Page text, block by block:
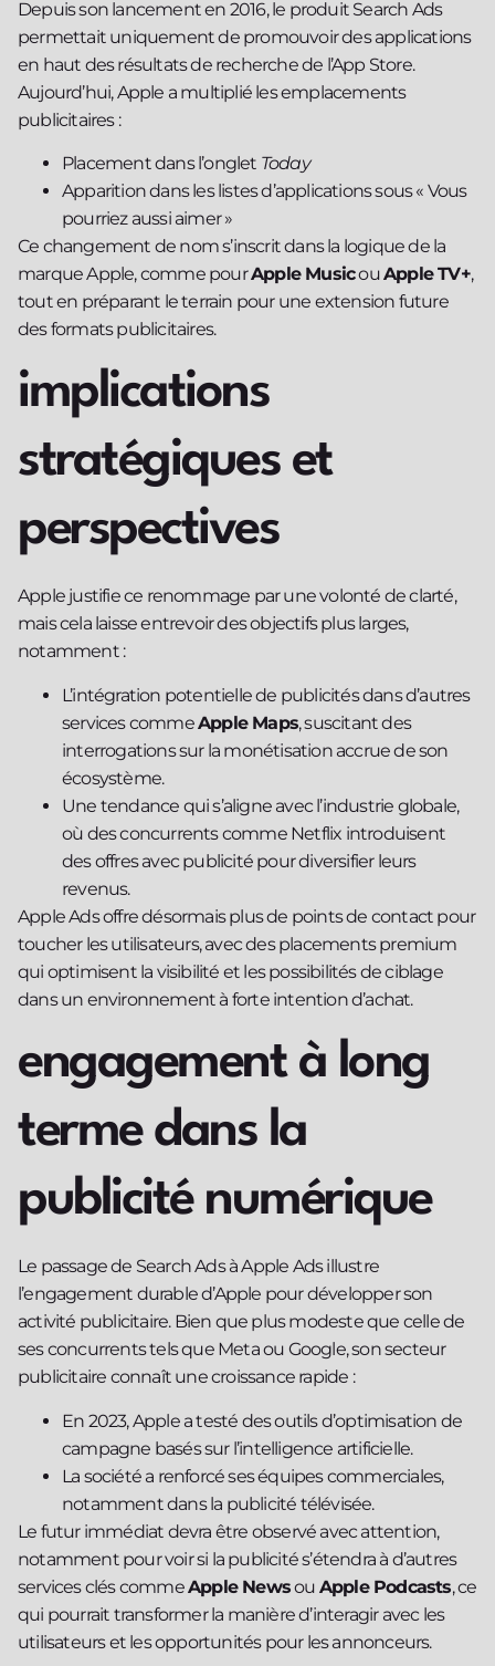
Depuis son lancement en 2016, le produit Search Ads
permettait uniquement de promouvoir des applications
en haut des résultats de recherche de l’App Store.
Aujourd’hui, Apple a multiplié les emplacements
publicitaires :
Placement dans l’onglet Today
Apparition dans les listes d’applications sous « Vous
pourriez aussi aimer »
Ce changement de nom s’inscrit dans la logique de la
marque Apple, comme pourApple MusicouApple TV+,
tout en préparant le terrain pour une extension future
des formats publicitaires.
implications
stratégiques et
perspectives
Apple justifie ce renommage par une volonté de clarté,
mais cela laisse entrevoir des objectifs plus larges,
notamment :
L’intégration potentielle de publicités dans d’autres
services commeApple Maps, suscitant des
interrogations sur la monétisation accrue de son
écosystème.
Une tendance qui s’aligne avec l’industrie globale,
où des concurrents comme Netflix introduisent
des offres avec publicité pour diversifier leurs
revenus.
Apple Ads offre désormais plus de points de contact pour
toucher les utilisateurs, avec des placements premium
qui optimisent la visibilité et les possibilités de ciblage
dans un environnement à forte intention d’achat.
engagement à long
terme dans la
publicité numérique
Le passage de Search Ads à Apple Ads illustre
l’engagement durable d’Apple pour développer son
activité publicitaire. Bien que plus modeste que celle de
ses concurrents tels que Meta ou Google, son secteur
publicitaire connaît une croissance rapide :
En 2023, Apple a testé des outils d’optimisation de
campagne basés sur l’intelligence artificielle.
La société a renforcé ses équipes commerciales,
notamment dans la publicité télévisée.
Le futur immédiat devra être observé avec attention,
notamment pour voir si la publicité s’étendra à d’autres
services clés commeApple Newsou Apple Podcasts, ce
qui pourrait transformer la manière d’interagir avec les
utilisateurs et les opportunités pour les annonceurs.